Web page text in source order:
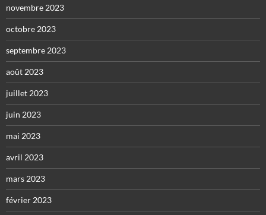
novembre 2023
octobre 2023
septembre 2023
août 2023
juillet 2023
juin 2023
mai 2023
avril 2023
mars 2023
février 2023